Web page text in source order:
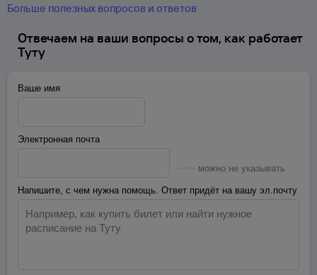
Больше полезных вопросов и ответов
Отвечаем на ваши вопросы о том, как работает
Туту
Ваше имя
Электронная почта
можно не указывать
Напишите, с чем нужна помощь. Ответ придёт на вашу эл.почту